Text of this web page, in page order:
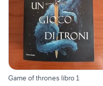
Game of thrones libro 1